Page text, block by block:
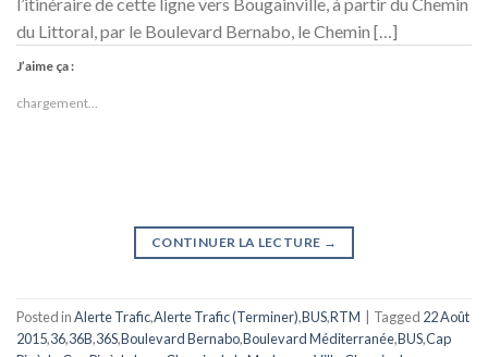
du Littoral, par le Boulevard Bernabo, le Chemin […]
J’aime ça :
chargement…
CONTINUER LA LECTURE →
Posted inAlerte Trafic,Alerte Trafic (Terminer),BUS,RTM Tagged 22 Août
2015,36,36B,36S,Boulevard Bernabo,Boulevard Méditerranée,BUS,Cap